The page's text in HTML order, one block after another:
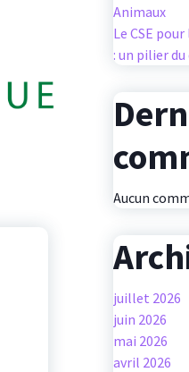
Animaux
Le CSE
: un pilier
Aucun
juillet 2026
juin 2026
mai 2026
avril 2026